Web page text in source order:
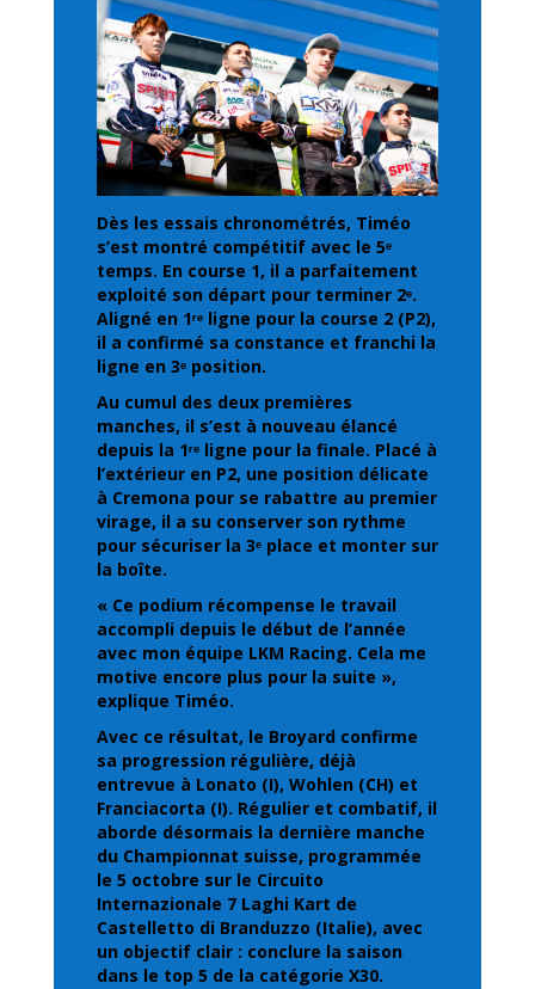
Dès les essais chronométrés, Timéo
s’est montré compétitif avec le 5ᵉ
temps. En course 1, il a parfaitement
exploité son départ pour terminer 2ᵉ.
Aligné en 1ʳᵉ ligne pour la course 2 (P2),
il a confirmé sa constance et franchi la
ligne en 3ᵉ position.
Au cumul des deux premières
manches, il s’est à nouveau élancé
depuis la 1ʳᵉ ligne pour la finale. Placé à
l’extérieur en P2, une position délicate
à Cremona pour se rabattre au premier
virage, il a su conserver son rythme
pour sécuriser la 3ᵉ place et monter sur
la boîte.
« Ce podium récompense le travail
accompli depuis le début de l’année
avec mon équipe LKM Racing. Cela me
motive encore plus pour la suite »,
explique Timéo.
Avec ce résultat, le Broyard confirme
sa progression régulière, déjà
entrevue à Lonato (I), Wohlen (CH) et
Franciacorta (I). Régulier et combatif, il
aborde désormais la dernière manche
du Championnat suisse, programmée
le 5 octobre sur le Circuito
Internazionale 7 Laghi Kart de
Castelletto di Branduzzo (Italie), avec
un objectif clair : conclure la saison
dans le top 5 de la catégorie X30.